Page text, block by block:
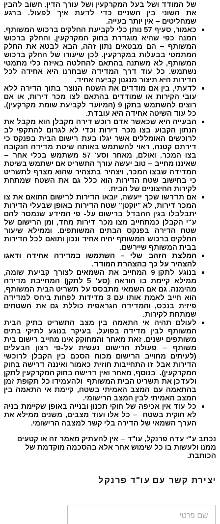
של המודד ושל בעל המקרקעין ושל עורך הדין. חשוב להבין
את השוני בין השניים כדי לדעת איך לפעול. ברגע
שמחליטים – אין יותר בעייה.
כאמור, סעיף 57 נותן כלי לקביעת החלקים ברכוש המשותף.
המנה כפי שהיא מוגדרת בחוק המקרקעין, והחלק ברכוש
המשותף – הם מבטאים נתון זהה, הבא לבטא את החלק
המתמטי בבעלות במקרקעין. לכן שיעורו של החלק ברכוש
המשותף, לא משתנה בהתאם להחלטה באיזה כלי מתמטי
נשתמש. כל עוד דרך המדידה שבחרנו היא אחידה לכל
הדירות היא תיצור מנגנון קביעה אחיד.
לדעתי, בין אם מודדים את השטח הנוצר בתוך הדירה ללא
עובי הקירות או שמודדים בהתאם לצו מכר דירות, או אם
רוצים להשתמש בתקן 9 (המיועד לקביעת שומת מקרקעין),
כל עוד השיטה אחידה היא עובדת.
הבעייה היא שכאשר אדם רוכש דירה מקבלן הוא מקבל את
הנתון הקבוע בצו מכר דירות וכדי לא לגרום להתקפי לב
לרוכשים האומללים אשר יגלו בעת רישום הבית בפנקס כי
דירתם קטנה, ראוי להשתמש באותה שיטת מדידה הנקובה
בצו המכר. ואולם, מאחר וסע' 57 משתמש בכלי אחר –
שאיננו מחייב – טוב יעשה עורך התשריט אם ישתמש בשיטת
המדידה שבצו המכר, ויצהיר בתצהיר שהוא מצרף לתשריט
כי בחישוב שטח הדירות הוא כלל גם את השטח שמתחת
לקירות החיצוניים של הבית.
אם תדרשו שכך ייעשה, יובאו הדירות לרישום התואם את צו
המכר דירות, לא "יוקטן" שטח הדירות באופן שבעלי הדירות
יתבלבלו בגין ההבדל ברישום על- פי המידע שנמסר להם
ע"י הקבלן כמתחייב מצו מכר דירות מחד, ומן הרישום של
שטח הדירה בפנקס הבתים המשותפים. וממילא שיעור
החלקים ברכוש המשותף יהיה אחיד ונכון ותואם לכל הדירות
בבית המשותף שיירשם.
המלצת הזהב שלי – השתמשו במדידה אחידה ודאגו
להצהיר על כך בהצהרת המודד.
בנוגע לתקן 9 המחייב את השמאים לצורך קביעת שומה,
ממילא קיימת בו הוראה (סע' 5 לתקן) המחייבת מדידה
מהימנה. גם אם השמאי מתבסס על תשריט הבית המשותף,
הוא חייב לאמת אותו עם 3 מדידות לפחות ביחס למדידה
פיזית בנכס, והמדידה הגראפית כוללת גם את השטחים
שמתחת לקירות.
לעולם תהיה אי התאמה בין מצב התשריט בתיק הבית
המשותף לבין מדידה בפועל, בעיקר בנוגע לתיקי בתים
משותפים ישנים. זאת מאחר והמחוקק אינו מחייב רישום בית
משותף – פעולת הרישום נעשית על-פי רצון הבעלים
(לעיתים מחוייב הרישום מכוח הסכם בין הקבלן לרוכשי
הדירות אבל זו התחייבות חוזית כאמור ואיננה דרישה בחוק
המקרקעין). בנוסף, מאחר ואין דרישה בחוק המקרקעין לתקן
ולעדכן את תשריט הבית המשותף ולהעמידו כל תקופת זמן
בהתאמה עם המצב האמיתי בשטח, קיימת אי התאמה בין
המצב האמיתי לבין המצב הרישומי.
כל עוד אין אכיפה של חוקי תכנון ובנייה באופן שקיימת בניה
לא חוקית בשטח – כל אלו ועוד מצבים, משנים ממילא את
הערך השמאי של הדירה בלי קשר למצבה הרישומי.
נכתב ע"י עדה פרנקל, עו"ד – אין להעתיק מאמר זה או קטעים
ממנו ולעשות בו כל שימוש אחר אלא בהסכמה מוקדמת של
הכותבת.
יצירת קשר עם עו"ד פרנקל